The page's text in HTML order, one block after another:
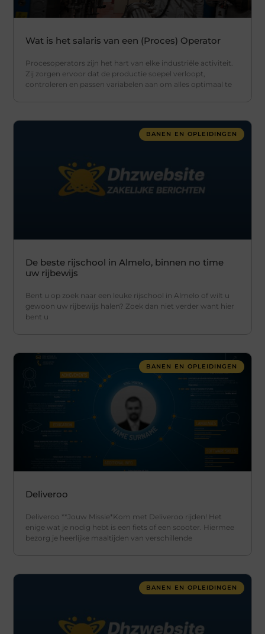
Wat is het salaris van een (Proces) Operator
Procesoperators zijn het hart van elke industriële activiteit.
Zij zorgen ervoor dat de productie soepel verloopt,
controleren en passen variabelen aan om alles optimaal te
BANEN EN OPLEIDINGEN
De beste rijschool in Almelo, binnen no time
uw rijbewijs
Bent u op zoek naar een leuke rijschool in Almelo of wilt u
gewoon uw rijbewijs halen? Zoek dan niet verder want hier
bent u
BANEN EN OPLEIDINGEN
Deliveroo
Deliveroo **Jouw Missie*Kom met Deliveroo rijden! Het
enige wat je nodig hebt is een fiets of een scooter. Hiermee
bezorg je heerlijke maaltijden van verschillende
BANEN EN OPLEIDINGEN